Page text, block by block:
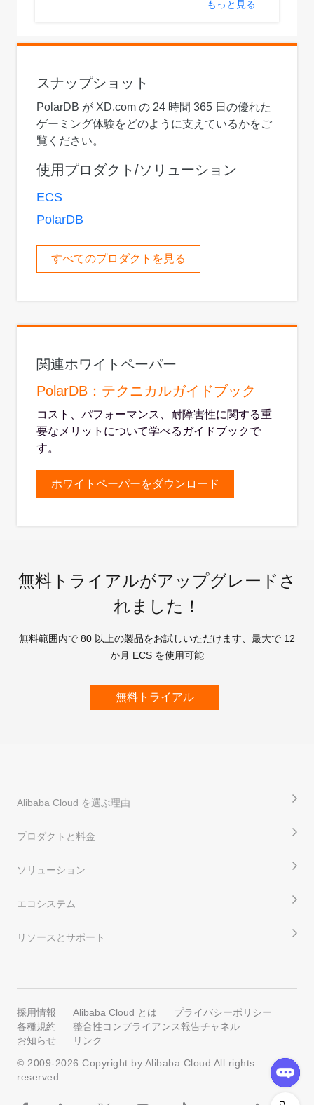
もっと見る
スナップショット
PolarDB が XD.com の 24 時間 365 日の優れた
ゲーミング体験をどのように支えているかをご
覧ください。
使用プロダクト/ソリューション
ECS
PolarDB
すべてのプロダクトを見る
関連ホワイトペーパー
PolarDB：テクニカルガイドブック
コスト、パフォーマンス、耐障害性に関する重
要なメリットについて学べるガイドブックで
す。
ホワイトペーパーをダウンロード
無料トライアルがアップグレードさ
れました！
無料範囲内で 80 以上の製品をお試しいただけます、最大で 12
か月 ECS を使用可能
無料トライアル
Alibaba Cloud を選ぶ理由
プロダクトと料金
ソリューション
エコシステム
リソースとサポート
採用情報 Alibaba Cloud とは
プライバシーポリシー
各種規約
整合性コンプライアンス報告チャネル
お知らせ
リンク
© 2009-2026 Copyright by Alibaba Cloud All rights
reserved